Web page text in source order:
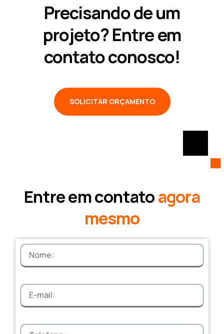
Precisando de um
projeto? Entre em
contato conosco!
SOLICITAR ORÇAMENTO
Entre em contatoagora
mesmo